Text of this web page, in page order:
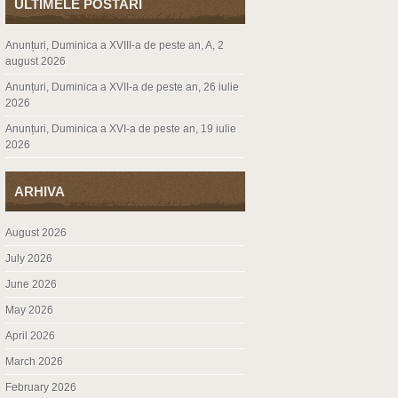
ULTIMELE POSTARI
Anunțuri, Duminica a XVIII-a de peste an, A, 2
august 2026
Anunțuri, Duminica a XVII-a de peste an, 26 iulie
2026
Anunțuri, Duminica a XVI-a de peste an, 19 iulie
2026
ARHIVA
August 2026
July 2026
June 2026
May 2026
April 2026
March 2026
February 2026